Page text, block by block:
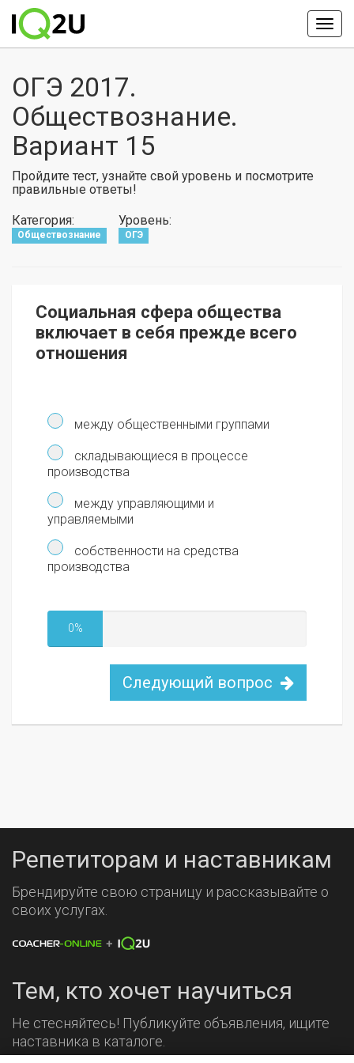
ОГЭ 2017.
Обществознание.
Вариант 15
Пройдите тест, узнайте свой уровень и посмотрите
правильные ответы!
Категория:
Обществознание
Уровень:
ОГЭ
Социальная сфера общества
включает в себя прежде всего
отношения
между общественными группами
складывающиеся в процессе
производства
между управляющими и
управляемыми
собственности на средства
производства
0%
Следующий вопрос
Репетиторам и наставникам
Брендируйте свою страницу и рассказывайте о
своих услугах.
Тем, кто хочет научиться
Не стесняйтесь! Публикуйте объявления, ищите
наставника в каталоге.